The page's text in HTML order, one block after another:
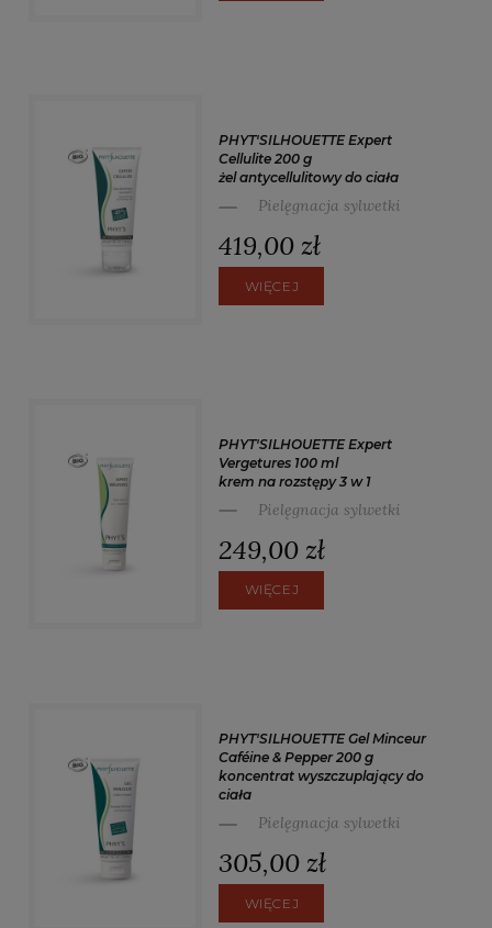
PHYT'SILHOUETTE Expert
Cellulite 200 g
żel antycellulitowy do ciała
Pielęgnacja sylwetki
419,00 zł
WIĘCEJ
PHYT'SILHOUETTE Expert
Vergetures 100 ml
krem na rozstępy 3 w 1
Pielęgnacja sylwetki
249,00 zł
WIĘCEJ
PHYT'SILHOUETTE Gel Minceur
Caféine & Pepper 200 g
koncentrat wyszczuplający do
ciała
Pielęgnacja sylwetki
305,00 zł
WIĘCEJ